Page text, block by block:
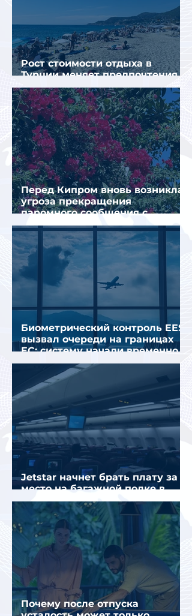
Рост стоимости отдыха в
Турции меняет предпочтения
туристов
Перед Кипром вновь возникла
угроза прекращения
паромного сообщения с
Грецией
Биометрический контроль EES
вызвал очереди на границах
ЕС: систему начали временно
отключать
Jetstar начнет брать плату за
место на багажной полке в
салоне самолета
Почему после отпуска